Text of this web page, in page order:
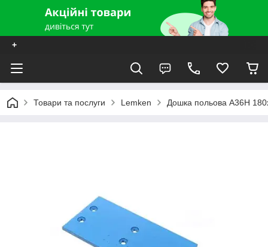
+
Товари та послуги Lemken Дошка польова A36H